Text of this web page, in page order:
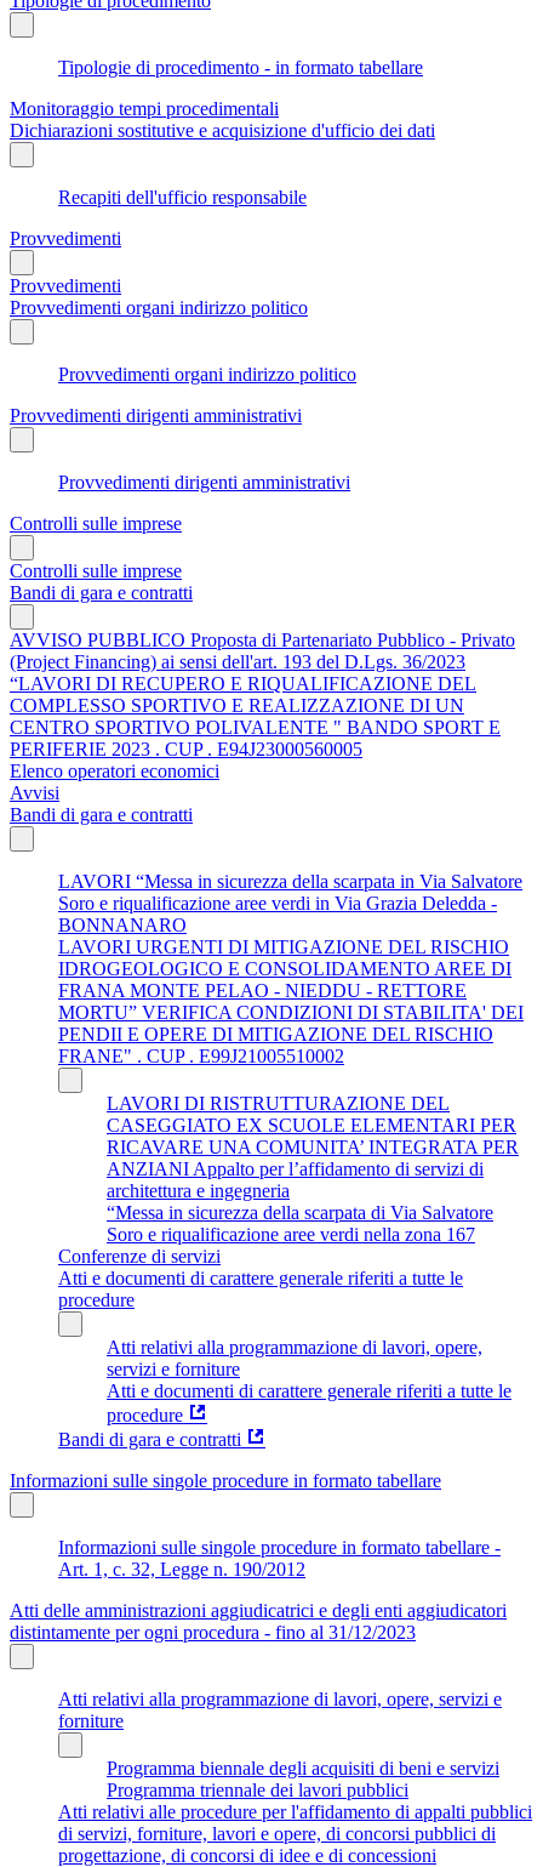
Tipologie di procedimento - in formato tabellare
Monitoraggio tempi procedimentali
Dichiarazioni sostitutive e acquisizione d'ufficio dei dati
Recapiti dell'ufficio responsabile
Provvedimenti
Provvedimenti
Provvedimenti organi indirizzo politico
Provvedimenti organi indirizzo politico
Provvedimenti dirigenti amministrativi
Provvedimenti dirigenti amministrativi
Controlli sulle imprese
Controlli sulle imprese
Bandi di gara e contratti
AVVISO PUBBLICO Proposta di Partenariato Pubblico - Privato
(Project Financing) ai sensi dell'art. 193 del D.Lgs. 36/2023
“LAVORI DI RECUPERO E RIQUALIFICAZIONE DEL
COMPLESSO SPORTIVO E REALIZZAZIONE DI UN
CENTRO SPORTIVO POLIVALENTE " BANDO SPORT E
PERIFERIE 2023 . CUP . E94J23000560005
Elenco operatori economici
Avvisi
Bandi di gara e contratti
LAVORI “Messa in sicurezza della scarpata in Via Salvatore
Soro e riqualificazione aree verdi in Via Grazia Deledda -
BONNANARO
LAVORI URGENTI DI MITIGAZIONE DEL RISCHIO
IDROGEOLOGICO E CONSOLIDAMENTO AREE DI
FRANA MONTE PELAO - NIEDDU - RETTORE
MORTU” VERIFICA CONDIZIONI DI STABILITA' DEI
PENDII E OPERE DI MITIGAZIONE DEL RISCHIO
FRANE" . CUP . E99J21005510002
LAVORI DI RISTRUTTURAZIONE DEL
CASEGGIATO EX SCUOLE ELEMENTARI PER
RICAVARE UNA COMUNITA’ INTEGRATA PER
ANZIANI Appalto per l’affidamento di servizi di
architettura e ingegneria
“Messa in sicurezza della scarpata di Via Salvatore
Soro e riqualificazione aree verdi nella zona 167
Conferenze di servizi
Atti e documenti di carattere generale riferiti a tutte le
procedure
Atti relativi alla programmazione di lavori, opere,
servizi e forniture
Atti e documenti di carattere generale riferiti a tutte le
procedure
Bandi di gara e contratti
Informazioni sulle singole procedure in formato tabellare
Informazioni sulle singole procedure in formato tabellare -
Art. 1, c. 32, Legge n. 190/2012
Atti delle amministrazioni aggiudicatrici e degli enti aggiudicatori
distintamente per ogni procedura - fino al 31/12/2023
Atti relativi alla programmazione di lavori, opere, servizi e
forniture
Programma biennale degli acquisiti di beni e servizi
Programma triennale dei lavori pubblici
Atti relativi alle procedure per l'affidamento di appalti pubblici
di servizi, forniture, lavori e opere, di concorsi pubblici di
progettazione, di concorsi di idee e di concessioni